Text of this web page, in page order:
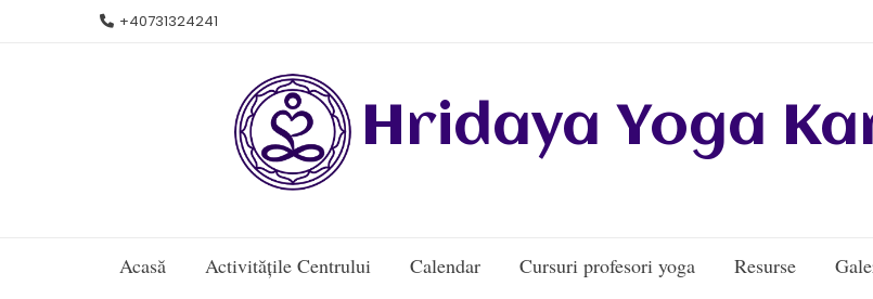
+40731324241
Hridaya Yoga
Acasă Activitățile Centrului Calendar Cursuri profesori yoga Resurse